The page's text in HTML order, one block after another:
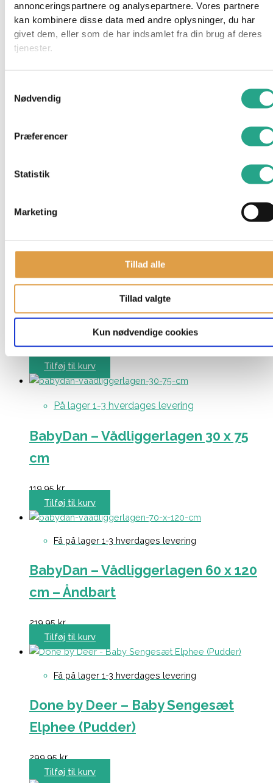
annonceringspartnere og analysepartnere. Vores partnere
kan kombinere disse data med andre oplysninger, du har
givet dem, eller som de har indsamlet fra din brug af deres
tjenester.
Nødvendig
Præferencer
Statistik
Marketing
Tillad alle
Tillad valgte
Kun nødvendige cookies
Nsleep – Stræklagen Junior
(70x160cm)
Nsleep – Vådliggerlagen barnevogn
(36 x 96 cm)
Tilføj til kurv
På lager 1-3 hverdages levering
Nsleep – Vådliggerlagen baby (60 x
120 cm)
Tilføj til kurv
På lager 1-3 hverdages levering
BabyDan – Vådliggerlagen 30 x 75
cm
119,95kr.
Tilføj til kurv
Få på lager 1-3 hverdages levering
BabyDan – Vådliggerlagen 60 x 120
cm – Åndbart
219,95kr.
Tilføj til kurv
Få på lager 1-3 hverdages levering
Done by Deer – Baby Sengesæt
Elphee (Pudder)
299,95kr.
Tilføj til kurv